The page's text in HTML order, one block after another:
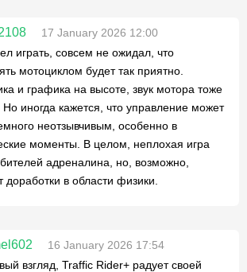
17 January 2026 12:00
играть, совсем не ожидал, что
мотоциклом будет так приятно.
и графика на высоте, звук мотора тоже
Но иногда кажется, что управление может
неотзывчивым, особенно в
моменты. В целом, неплохая игра
адреналина, но, возможно,
доработки в области физики.
16 January 2026 17:54
взгляд, Traffic Rider+ радует своей